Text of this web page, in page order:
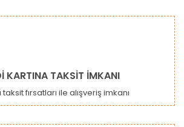
KARTINA TAKSİT İMKANI
taksit fırsatları ile alışveriş imkanı